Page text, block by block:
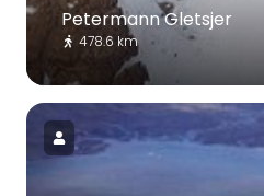
Petermann Gletsjer
478.6 km